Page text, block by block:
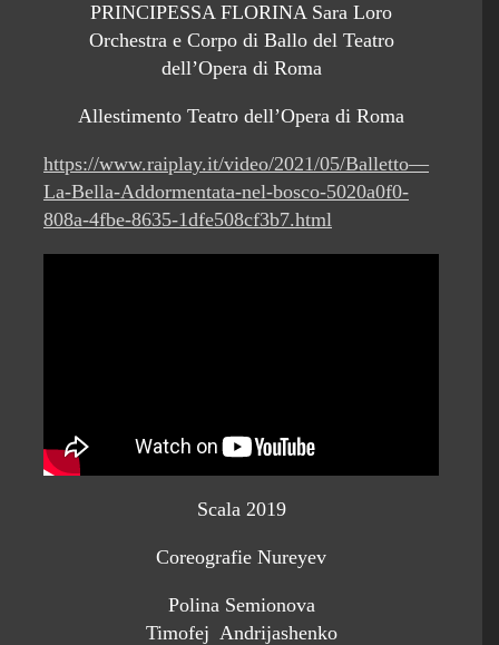
PRINCIPESSA FLORINA Sara Loro
Orchestra e Corpo di Ballo del Teatro
dell’Opera di Roma
Allestimento Teatro dell’Opera di Roma
https://www.raiplay.it/video/2021/05/Balletto—
La-Bella-Addormentata-nel-bosco-5020a0f0-
808a-4fbe-8635-1dfe508cf3b7.html
Scala 2019
Coreografie Nureyev
Polina Semionova
Timofej Andrijashenko